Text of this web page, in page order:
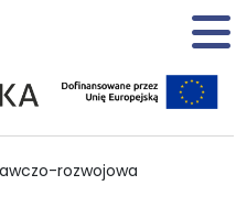
rozwojowa